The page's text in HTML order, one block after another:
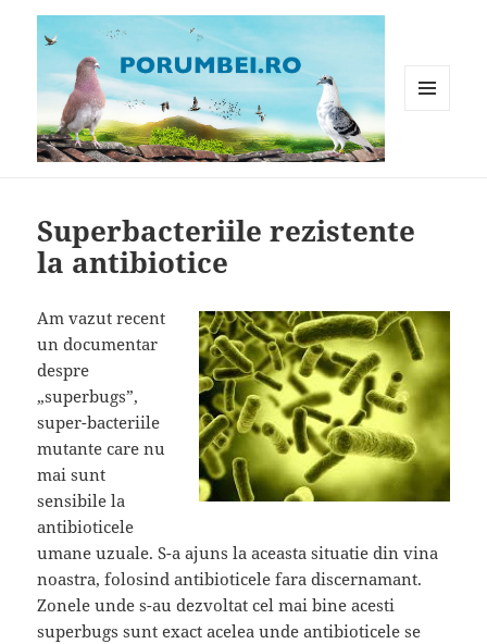
Superbacteriile rezistente
la antibiotice
Am vazut recent
un documentar
despre
„superbugs”,
super-bacteriile
mutante care nu
mai sunt
sensibile la
antibioticele
umane uzuale. S-a ajuns la aceasta situatie din vina
noastra, folosind antibioticele fara discernamant.
Zonele unde s-au dezvoltat cel mai bine acesti
superbugs sunt exact acelea unde antibioticele se